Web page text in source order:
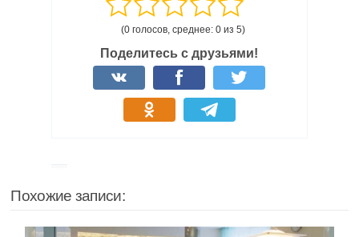
(0 голосов, среднее: 0 из 5)
Поделитесь с друзьями!
Похожие записи: